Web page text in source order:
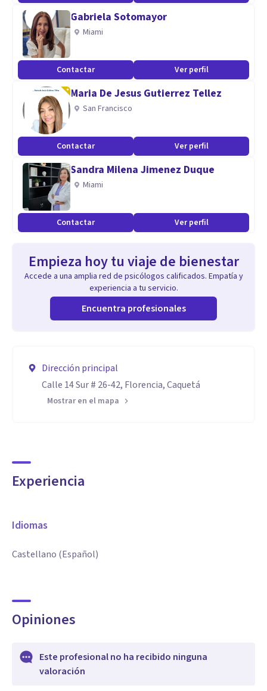
Gabriela Sotomayor
Miami
Contactar Ver perfil
Maria De Jesus Gutierrez Tellez
San Francisco
Contactar Ver perfil
Sandra Milena Jimenez Duque
Miami
Contactar Ver perfil
Empieza hoy tu viaje de bienestar
Accede a una amplia red de psicólogos calificados. Empatía y
experiencia a tu servicio.
Encuentra profesionales
Dirección principal
Calle 14 Sur # 26-42, Florencia, Caquetá
Mostrar en el mapa
Experiencia
Idiomas
Castellano (Español)
Opiniones
Este profesional no ha recibido ninguna
valoración